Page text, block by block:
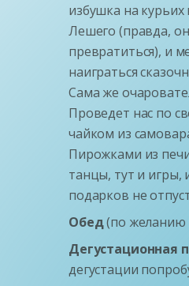
избушка на
Лешего (правда,
превратиться), и
наиграться
Сама же
Проведет нас по
чайком из
Пирожками из
танцы, тут и игры,
подарков не
Обед(по желанию
Дегустационная
дегустации